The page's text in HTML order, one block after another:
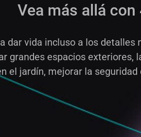
Vea más allá con
dar vida incluso a los
grandes espacios
el jardín, mejorar la